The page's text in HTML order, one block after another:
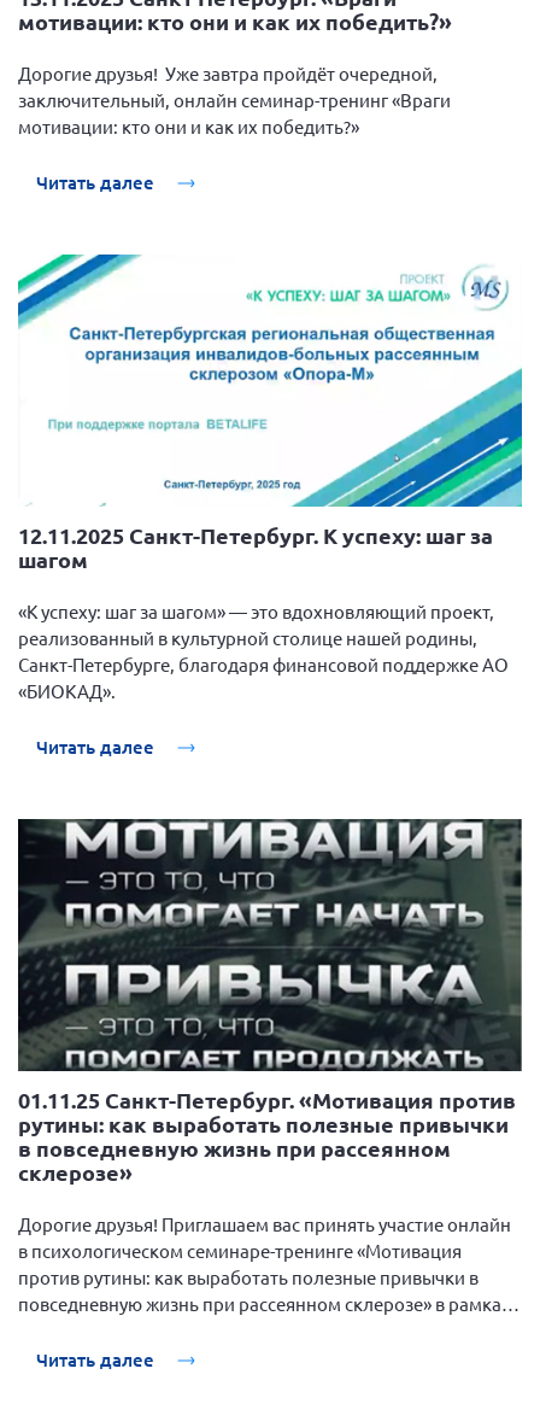
мотивации: кто они и как их победить?»
Дорогие друзья! Уже завтра пройдёт очередной,
заключительный, онлайн семинар-тренинг «Враги
мотивации: кто они и как их победить?»
Читать далее
12.11.2025 Санкт-Петербург. К успеху: шаг за
шагом
«К успеху: шаг за шагом» — это вдохновляющий проект,
реализованный в культурной столице нашей родины,
Санкт-Петербурге, благодаря финансовой поддержке АО
«БИОКАД».
Читать далее
01.11.25 Санкт-Петербург. «Мотивация против
рутины: как выработать полезные привычки
в повседневную жизнь при рассеянном
склерозе»
Дорогие друзья! Приглашаем вас принять участие онлайн
в психологическом семинаре-тренинге «Мотивация
против рутины: как выработать полезные привычки в
повседневную жизнь при рассеянном склерозе» в рамках
который состоится 6 ноября 2025 года с 17:00 до 19:00.
Читать далее